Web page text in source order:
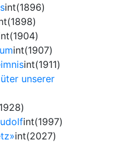
int(1896)
int(1907)
int(1911)
unserer
int(1997)
int(2027)